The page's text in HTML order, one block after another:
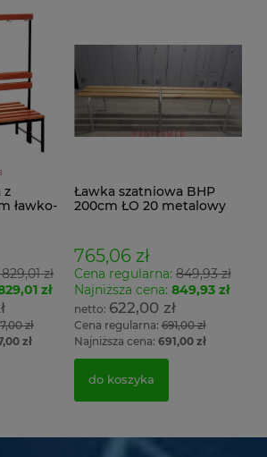
z
ławko-
829,01 zł
zł
zł
zł
Ławka szatniowa BHP
200cm ŁO 20 metalowy
765,06 zł
Cena regularna:849,93 zł
Najniższa cena: 849,93 zł
622,00 zł
Cena regularna:691,00 zł
Najniższa cena: 691,00 zł
do koszyka